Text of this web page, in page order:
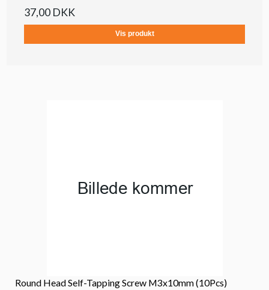
37,00 DKK
Vis produkt
Round Head Self-Tapping Screw M3x10mm (10Pcs)